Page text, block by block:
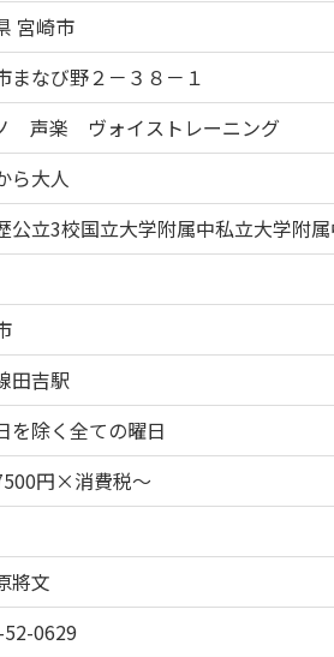
宮崎市
まなび野２－３８－１
声楽 ヴォイストレーニング
ら大人
公立3校国立大学附属中私立大学附
田吉駅
を除く全ての曜日
円×消費税～
將文
0629